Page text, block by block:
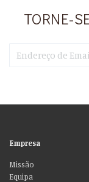
TORNE-
Empresa
Missão
Equipa